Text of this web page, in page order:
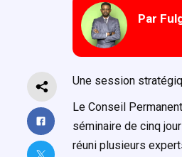
Par
Une session
Le Conseil
séminaire de cinq
réuni plusieurs